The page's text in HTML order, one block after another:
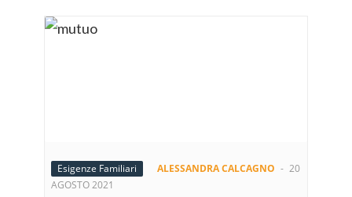
Esigenze Familiari ALESSANDRA CALCAGNO - 20
AGOSTO 2021